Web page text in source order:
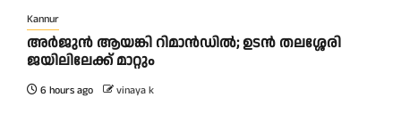
Kannur
അര്‍ജുന്‍ ആയങ്കി റിമാന്‍ഡില്‍; ഉടന്‍ തലശ്ശേരി
ജയിലിലേക്ക് മാറ്റും
6 hours ago vinaya k